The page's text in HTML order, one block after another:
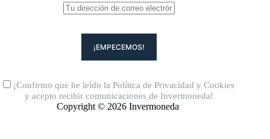
¡Confirmo que he leído laPolítica de Privacidad yCookies
y acepto recibir comunicaciones de Invermoneda!
Copyright © 2026 Invermoneda